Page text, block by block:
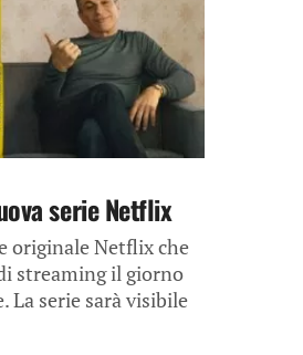
serie Netflix
originale Netflix che
streaming il giorno
La serie sarà visibile